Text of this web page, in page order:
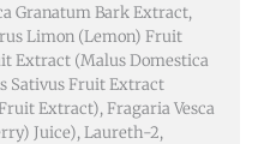
Granatum Bark Extract,
Limon (Lemon) Fruit
Extract (Malus Domestica
Sativus Fruit Extract
Extract), Fragaria Vesca
Juice), Laureth-2,